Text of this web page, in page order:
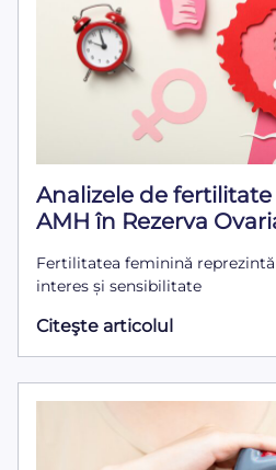
Analizele de
AMH în Rezerva
Fertilitatea feminină
interes și sensibilitate
Citeşte articolul